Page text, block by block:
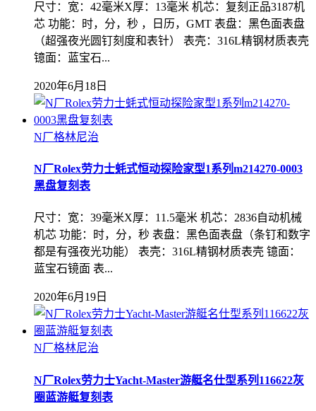
尺寸：宽：42毫米X厚：13毫米 机芯：复刻正品3187机
芯 功能：时，分，秒 ，日历，GMT 表盘：黑色面表盘
（超强夜光圆钉刻度和表针） 表壳：316L精钢材质表壳
镱面：蓝宝石...
2020年6月18日
N厂格林尼治
N厂Rolex劳力士蚝式恒动探险家型1系列m214270-0003
黑盘复刻表
尺寸：宽：39毫米X厚：11.5毫米 机芯：2836自动机械
机芯 功能：时，分，秒 表盘：黑色面表盘（条钉和数字
都是有强夜光功能） 表壳：316L精钢材质表壳 镱面：
蓝宝石镜面 表...
2020年6月19日
N厂格林尼治
N厂Rolex劳力士Yacht-Master游艇名仕型系列116622灰
圈蓝游艇复刻表